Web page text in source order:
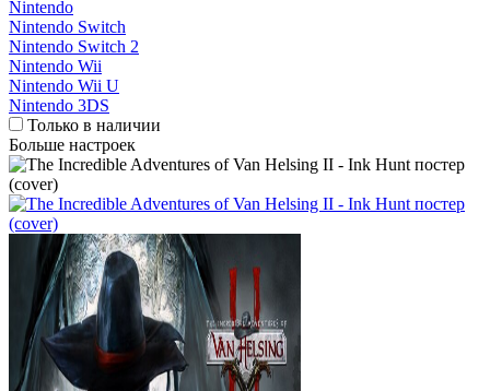
Nintendo
Nintendo Switch
Nintendo Switch 2
Nintendo Wii
Nintendo Wii U
Nintendo 3DS
Только в наличии
Больше настроек